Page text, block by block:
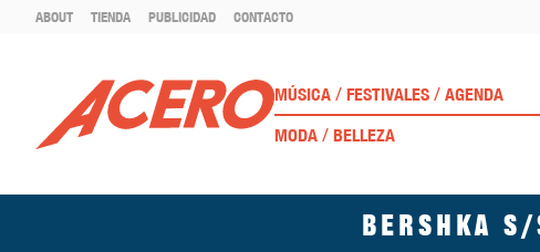
ABOUT TIENDA PUBLICIDAD CONTACTO
MÚSICA / FESTIVALES / AGENDA
MODA / BELLEZA
Bershka